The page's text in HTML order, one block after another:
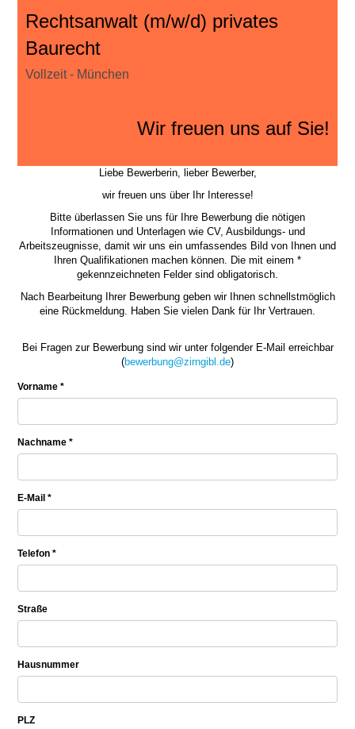
Rechtsanwalt (m/w/d) privates
Baurecht
Vollzeit - München
Wir freuen uns auf Sie!
Liebe Bewerberin, lieber Bewerber,
wir freuen uns über Ihr Interesse!
Bitte überlassen Sie uns für Ihre Bewerbung die nötigen
Informationen und Unterlagen wie CV, Ausbildungs- und
Arbeitszeugnisse, damit wir uns ein umfassendes Bild von Ihnen und
Ihren Qualifikationen machen können. Die mit einem *
gekennzeichneten Felder sind obligatorisch.
Nach Bearbeitung Ihrer Bewerbung geben wir Ihnen schnellstmöglich
eine Rückmeldung. Haben Sie vielen Dank für Ihr Vertrauen.
Bei Fragen zur Bewerbung sind wir unter folgender E-Mail erreichbar
(bewerbung@zirngibl.de)
Vorname *
Nachname *
E-Mail *
Telefon *
Straße
Hausnummer
PLZ